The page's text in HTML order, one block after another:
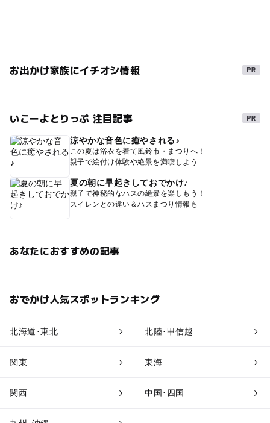
お出かけ家族にイチオシ情報
いこーよとりっぷ 注目記事
涼やかな音色に癒やされる♪
この夏は浴衣を着て風鈴市・まつりへ！
親子で絵付け体験や絶景を満喫しよう
夏の朝に早起きしておでかけ♪
親子で神秘的なハスの絶景を楽しもう！
スイレンとの違い＆ハスまつり情報も
あなたにおすすめの記事
おでかけ人気スポットランキング
北海道･東北 北陸･甲信越
関東 東海
関西 中国･四国